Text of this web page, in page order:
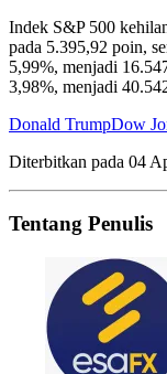
Indek S&P 500
pada 5.395,92 poin,
5,99%, menjadi
3,98%, menjadi
Donald TrumpDow
Diterbitkan pada 04
Tentang Penulis